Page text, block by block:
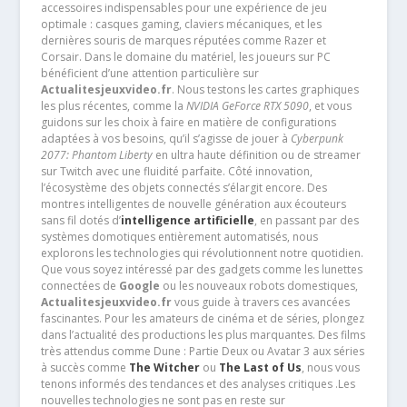
accessoires indispensables pour une expérience de jeu
optimale : casques gaming, claviers mécaniques, et les
dernières souris de marques réputées comme Razer et
Corsair. Dans le domaine du matériel, les joueurs sur PC
bénéficient d’une attention particulière sur
Actualitesjeuxvideo.fr. Nous testons les cartes graphiques
les plus récentes, comme la NVIDIA GeForce RTX 5090, et vous
guidons sur les choix à faire en matière de configurations
adaptées à vos besoins, qu’il s’agisse de jouer à Cyberpunk
2077: Phantom Libertyen ultra haute définition ou de streamer
sur Twitch avec une fluidité parfaite. Côté innovation,
l’écosystème des objets connectés s’élargit encore. Des
montres intelligentes de nouvelle génération aux écouteurs
sans fil dotés d’intelligence artificielle, en passant par des
systèmes domotiques entièrement automatisés, nous
explorons les technologies qui révolutionnent notre quotidien.
Que vous soyez intéressé par des gadgets comme les lunettes
connectées de Google ou les nouveaux robots domestiques,
Actualitesjeuxvideo.frvous guide à travers ces avancées
fascinantes. Pour les amateurs de cinéma et de séries, plongez
dans l’actualité des productions les plus marquantes. Des films
très attendus comme Dune : Partie Deux ou Avatar 3 aux séries
à succès comme The Witcherou The Last of Us, nous vous
tenons informés des tendances et des analyses critiques .Les
nouvelles technologies ne sont pas en reste sur